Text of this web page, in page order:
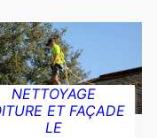
NETTOYAGE
ET FAÇADE
LE